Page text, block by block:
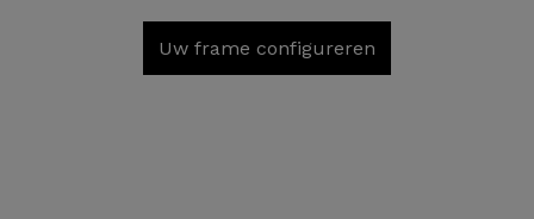
Uw frame configureren